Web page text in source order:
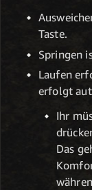
Taste.
Springen
Laufen
erfolgt
Ihr
Das